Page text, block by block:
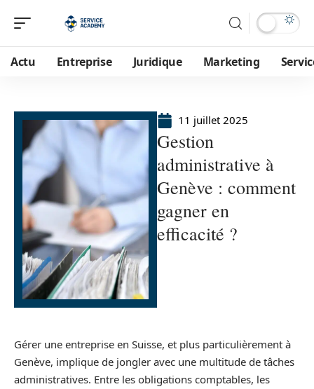
Actu Entreprise Juridique Marketing
11 juillet 2025
Gestion
administrative à
Genève : comment
gagner en
efficacité ?
Gérer une entreprise en Suisse, et plus particulièrement à
Genève, implique de jongler avec une multitude de tâches
administratives. Entre les obligations comptables, les